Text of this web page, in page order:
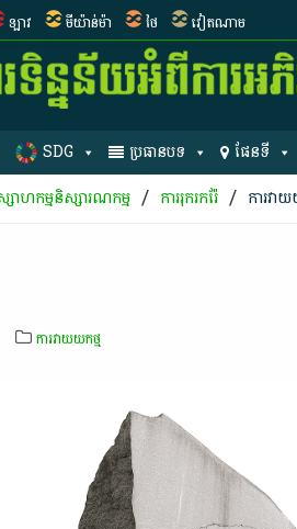
ឡាវ មីយ៉ាន់ម៉ា ថៃ វៀតណាម
SDG ប្រធានបទ ផែនទី
ាហកម្មនិស្សារណកម្ម / ការរុករករ៉ែ / ការវា
ការវាយយកថ្ម